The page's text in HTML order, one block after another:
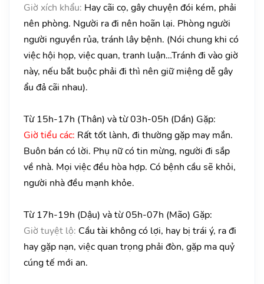
Giờ xích khẩu: Hay cãi cọ, gây chuyện đói kém, phải
nên phòng. Người ra đi nên hoãn lại. Phòng người
người nguyền rủa, tránh lây bệnh. (Nói chung khi có
việc hội họp, việc quan, tranh luận…Tránh đi vào giờ
này, nếu bắt buộc phải đi thì nên giữ miệng dễ gây
ẩu đả cãi nhau).
Từ 15h-17h (Thân) và từ 03h-05h (Dần) Gặp:
Giờ tiểu các: Rất tốt lành, đi thường gặp may mắn.
Buôn bán có lời. Phụ nữ có tin mừng, người đi sắp
về nhà. Mọi việc đều hòa hợp. Có bệnh cầu sẽ khỏi,
người nhà đều mạnh khỏe.
Từ 17h-19h (Dậu) và từ 05h-07h (Mão) Gặp:
Giờ tuyệt lộ: Cầu tài không có lợi, hay bị trái ý, ra đi
hay gặp nạn, việc quan trọng phải đòn, gặp ma quỷ
cúng tế mới an.